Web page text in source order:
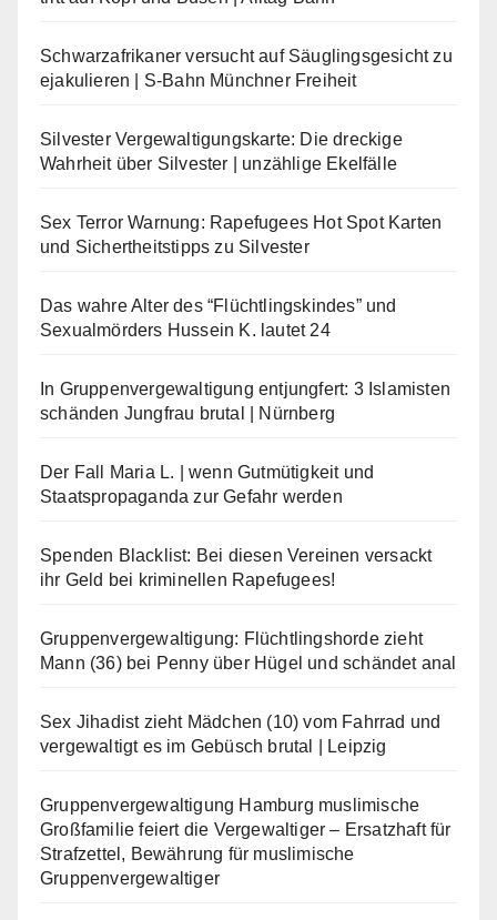
Schwarzafrikaner versucht auf Säuglingsgesicht zu
ejakulieren | S-Bahn Münchner Freiheit
Silvester Vergewaltigungskarte: Die dreckige
Wahrheit über Silvester | unzählige Ekelfälle
Sex Terror Warnung: Rapefugees Hot Spot Karten
und Sichertheitstipps zu Silvester
Das wahre Alter des “Flüchtlingskindes” und
Sexualmörders Hussein K. lautet 24
In Gruppenvergewaltigung entjungfert: 3 Islamisten
schänden Jungfrau brutal | Nürnberg
Der Fall Maria L. | wenn Gutmütigkeit und
Staatspropaganda zur Gefahr werden
Spenden Blacklist: Bei diesen Vereinen versackt
ihr Geld bei kriminellen Rapefugees!
Gruppenvergewaltigung: Flüchtlingshorde zieht
Mann (36) bei Penny über Hügel und schändet anal
Sex Jihadist zieht Mädchen (10) vom Fahrrad und
vergewaltigt es im Gebüsch brutal | Leipzig
Gruppenvergewaltigung Hamburg muslimische
Großfamilie feiert die Vergewaltiger – Ersatzhaft für
Strafzettel, Bewährung für muslimische
Gruppenvergewaltiger